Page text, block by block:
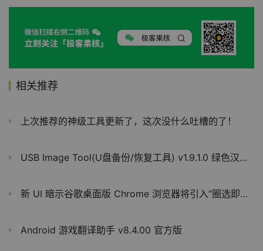
相关推荐
上次推荐的神级工具更新了，这次没什么吐槽的了！
USB Image Tool(U盘备份/恢复工具) v1.9.1.0 绿色汉化版
新 UI 暗示谷歌桌面版 Chrome 浏览器将引入“圈选即搜”功能
Android 游戏翻译助手 v8.4.00 官方版